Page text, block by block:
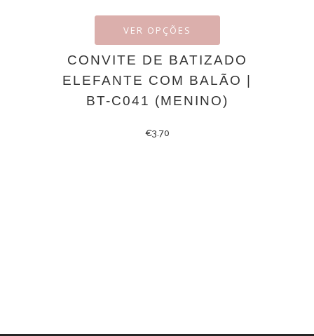
VER OPÇÕES
CONVITE DE BATIZADO
ELEFANTE COM BALÃO |
BT-C041 (MENINO)
€3.70